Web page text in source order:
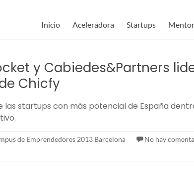
Inicio Aceleradora Startups
y Cabiedes&Partners
Chicfy
las startups con más potencial de España
de Emprendedores 2013 Barcelona No hay